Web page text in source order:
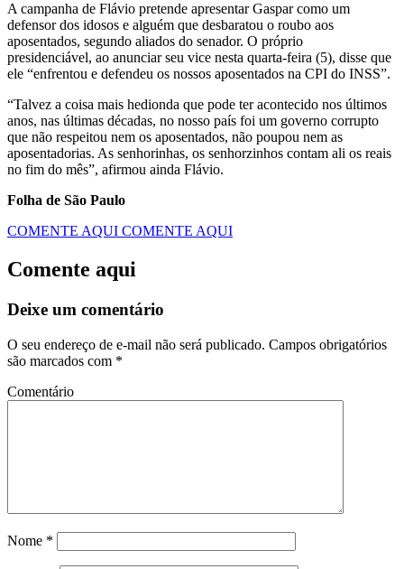
A campanha de Flávio pretende apresentar Gaspar como um
defensor dos idosos e alguém que desbaratou o roubo aos
aposentados, segundo aliados do senador. O próprio
presidenciável, ao anunciar seu vice nesta quarta-feira (5), disse que
ele “enfrentou e defendeu os nossos aposentados na CPI do INSS”.
“Talvez a coisa mais hedionda que pode ter acontecido nos últimos
anos, nas últimas décadas, no nosso país foi um governo corrupto
que não respeitou nem os aposentados, não poupou nem as
aposentadorias. As senhorinhas, os senhorzinhos contam ali os reais
no fim do mês”, afirmou ainda Flávio.
Folha de São Paulo
COMENTE AQUI COMENTE AQUI
Comente aqui
Deixe um comentário
O seu endereço de e-mail não será publicado. Campos obrigatórios
são marcados com *
Comentário
Nome *